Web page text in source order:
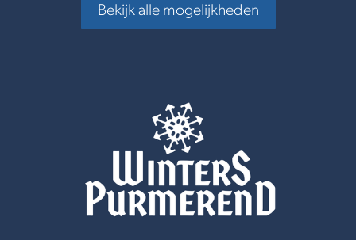
Bekijk alle mogelijkheden